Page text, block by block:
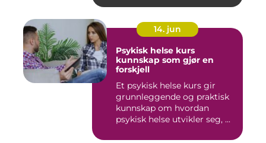
14. jun
Psykisk helse kurs
kunnskap som gjør en
forskjell
Et psykisk helse kurs gir
grunnleggende og praktisk
kunnskap om hvordan
psykisk helse utvikler seg, ...